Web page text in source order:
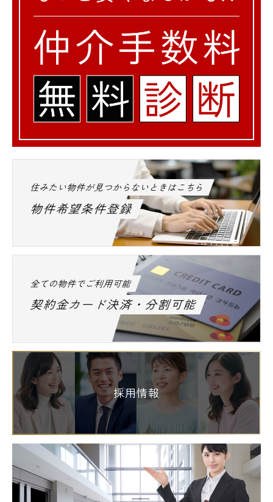
住みたい物件が見つからないときはこちら
物件希望条件登録
全ての物件でご利用可能
契約金カード決済・分割可能
採用情報